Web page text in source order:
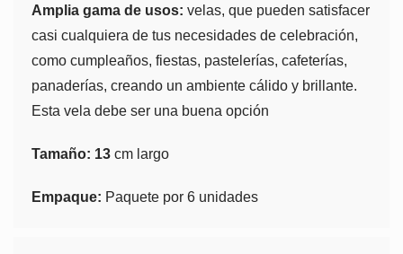
Amplia gama de usos: velas, que pueden satisfacer
casi cualquiera de tus necesidades de celebración,
como cumpleaños, fiestas, pastelerías, cafeterías,
panaderías, creando un ambiente cálido y brillante.
Esta vela debe ser una buena opción
Tamaño: 13 cm largo
Empaque: Paquete por 6 unidades